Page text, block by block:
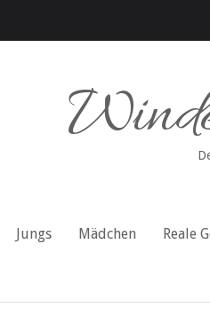
Jungs Mädchen Reale